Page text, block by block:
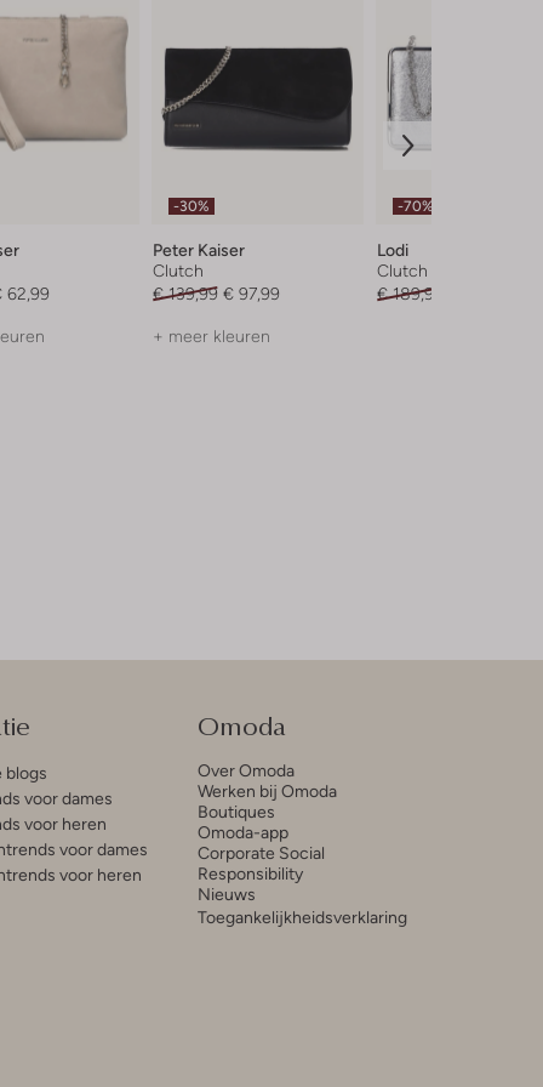
62,99
-30%
Peter Kaiser
Clutch
€ 139,99 € 97,99
+ meer kleuren
-70%
Lodi
Clutch
€ 189,99
blogs
voor dames
voor heren
voor dames
voor heren
Omoda
Over Omoda
Werken bij Omoda
Boutiques
Omoda-app
Corporate Social
Responsibility
Nieuws
Toegankelijkheidsverklaring